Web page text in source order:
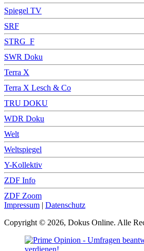
Spiegel TV
SRF
STRG_F
SWR Doku
Terra X
Terra X Lesch & Co
TRU DOKU
WDR Doku
Welt
Weltspiegel
Y-Kollektiv
ZDF Info
ZDF Zoom
Impressum | Datenschutz
Copyright © 2026, Dokus Online. Alle